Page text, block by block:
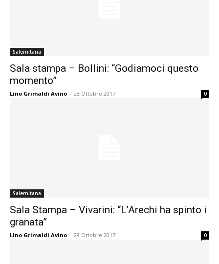
Salernitana
Sala stampa – Bollini: “Godiamoci questo
momento”
Lino Grimaldi Avino - 28 Ottobre 2017 0
Salernitana
Sala Stampa – Vivarini: “L’Arechi ha spinto i
granata”
Lino Grimaldi Avino - 28 Ottobre 2017 0